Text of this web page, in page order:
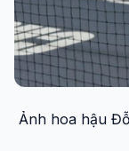
Ảnh hoa hậu